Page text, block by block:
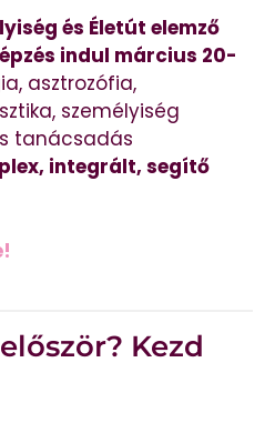
és Életút elemző
indul március 20-
asztrozófia,
személyiség
tanácsadás
integrált, segítő
Kezd